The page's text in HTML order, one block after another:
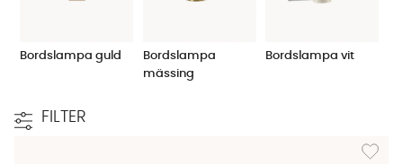
Bordslampa guld
Bordslampa
mässing
Bordslampa vit
FILTER
Lägg